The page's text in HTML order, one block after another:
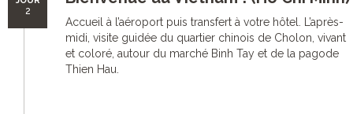
2
Accueil à l’aéroport puis transfert à votre hôtel. L’après-
midi, visite guidée du quartier chinois de Cholon, vivant
et coloré, autour du marché Binh Tay et de la pagode
Thien Hau.